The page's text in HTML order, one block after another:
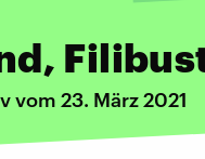
vom 23. März 2021